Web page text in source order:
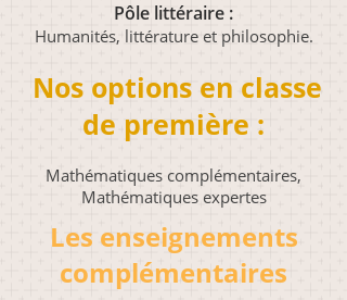
Pôle littéraire :
Humanités, littérature et philosophie.
Nos options en classe
de première :
Mathématiques complémentaires,​
Mathématiques expertes
Les enseignements
complémentaires